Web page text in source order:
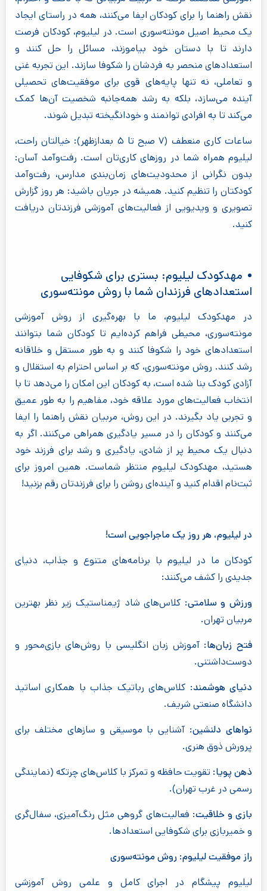
نقش راهنما را برای کودکان ایفا می‌کنند، همه در راستای ایجاد
یک محیط اصیل مونته‌سوری است. در لیلیوم، کودکان فرصت
دارند تا با دستان خود بیاموزند، مسائل را حل کنند و
استعدادهای منحصر به فردشان را شکوفا سازند. این تجربه غنی
و تعاملی، نه تنها پایه‌های قوی برای موفقیت‌های تحصیلی
آینده می‌سازد، بلکه به رشد همه‌جانبه شخصیت آن‌ها کمک
می‌کند تا به افرادی توانمند و خودانگیخته تبدیل شوند.
ساعات کاری منعطف (۷ صبح تا ۵ بعدازظهر): خیالتان راحت،
لیلیوم همراه شما در روزهای کاری‌تان است. رفت‌وآمد آسان:
بدون نگرانی از محدودیت‌های زمان‌بندی مدارس، رفت‌وآمد
کودکتان را تنظیم کنید. همیشه در جریان باشید: هر روز گزارش
تصویری و ویدیویی از فعالیت‌های آموزشی فرزندتان دریافت
کنید.
مهدکودک لیلیوم: بستری برای شکوفایی
استعدادهای فرزندان شما با روش مونته‌سوری
در مهدکودک لیلیوم، ما با بهره‌گیری از روش آموزشی
مونته‌سوری، محیطی فراهم کرده‌ایم تا کودکان شما بتوانند
استعدادهای خود را شکوفا کنند و به طور مستقل و خلاقانه
رشد کنند. روش مونته‌سوری، که بر اساس احترام به استقلال و
آزادی کودک بنا شده است، به کودکان این امکان را می‌دهد تا با
انتخاب فعالیت‌های مورد علاقه خود، مفاهیم را به طور عمیق
و تجربی یاد بگیرند. در این روش، مربیان نقش راهنما را ایفا
می‌کنند و کودکان را در مسیر یادگیری همراهی می‌کنند. اگر به
دنبال یک محیط پر از شادی، یادگیری و رشد برای فرزند خود
هستید، مهدکودک لیلیوم منتظر شماست. همین امروز برای
ثبت‌نام اقدام کنید و آینده‌ای روشن را برای فرزندتان رقم بزنید!
در لیلیوم، هر روز یک ماجراجویی است!
کودکان ما در لیلیوم با برنامه‌های متنوع و جذاب، دنیای
جدیدی را کشف می‌کنند:
ورزش و سلامتی: کلاس‌های شاد ژیمناستیک زیر نظر بهترین
مربیان تهران.
فتح زبان‌ها: آموزش زبان انگلیسی با روش‌های بازی‌محور و
دوست‌داشتنی.
دنیای هوشمند: کلاس‌های رباتیک جذاب با همکاری اساتید
دانشگاه صنعتی شریف.
نواهای دلنشین: آشنایی با موسیقی و سازهای مختلف برای
پرورش ذوق هنری.
ذهن پویا: تقویت حافظه و تمرکز با کلاس‌های چرتکه (نمایندگی
رسمی در غرب تهران).
بازی و خلاقیت: فعالیت‌های گروهی مثل رنگ‌آمیزی، سفال‌گری
و خمیربازی برای شکوفایی استعدادها.
راز موفقیت لیلیوم: روش مونته‌سوری
لیلیوم پیشگام در اجرای کامل و علمی روش آموزشی